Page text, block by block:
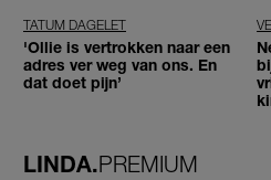
TATUM DAGELET
'Ollie is vertrokken naar een
adres ver weg van ons. En
dat doet pijn’
LINDA.PREMIUM